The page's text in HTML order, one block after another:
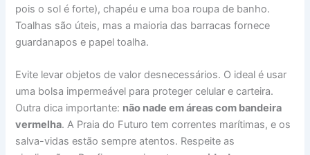
pois o sol é forte), chapéu e uma boa roupa de banho.
Toalhas são úteis, mas a maioria das barracas fornece
guardanapos e papel toalha.
Evite levar objetos de valor desnecessários. O ideal é usar
uma bolsa impermeável para proteger celular e carteira.
Outra dica importante: não nade em áreas com bandeira
vermelha. A Praia do Futuro tem correntes marítimas, e os
salva-vidas estão sempre atentos. Respeite as